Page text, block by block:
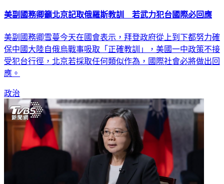
美副國務卿籲北京記取俄羅斯教訓 若武力犯台國際必回應
美副國務卿雪蔓今天在國會表示，拜登政府從上到下都努力確
保中國大陸自俄烏戰事吸取「正確教訓」，美國一中政策不接
受犯台行徑，北京若採取任何類似作為，國際社會必將做出回
應。
政治